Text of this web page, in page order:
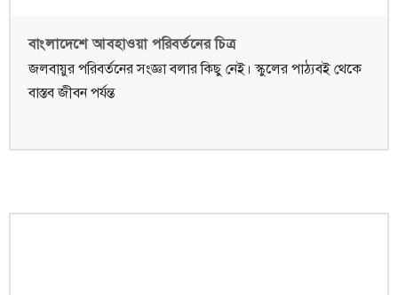
বাংলাদেশে আবহাওয়া পরিবর্তনের চিত্র
জলবায়ুর পরিবর্তনের সংজ্ঞা বলার কিছু নেই। স্কুলের পাঠ্যবই থেকে
বাস্তব জীবন পর্যন্ত